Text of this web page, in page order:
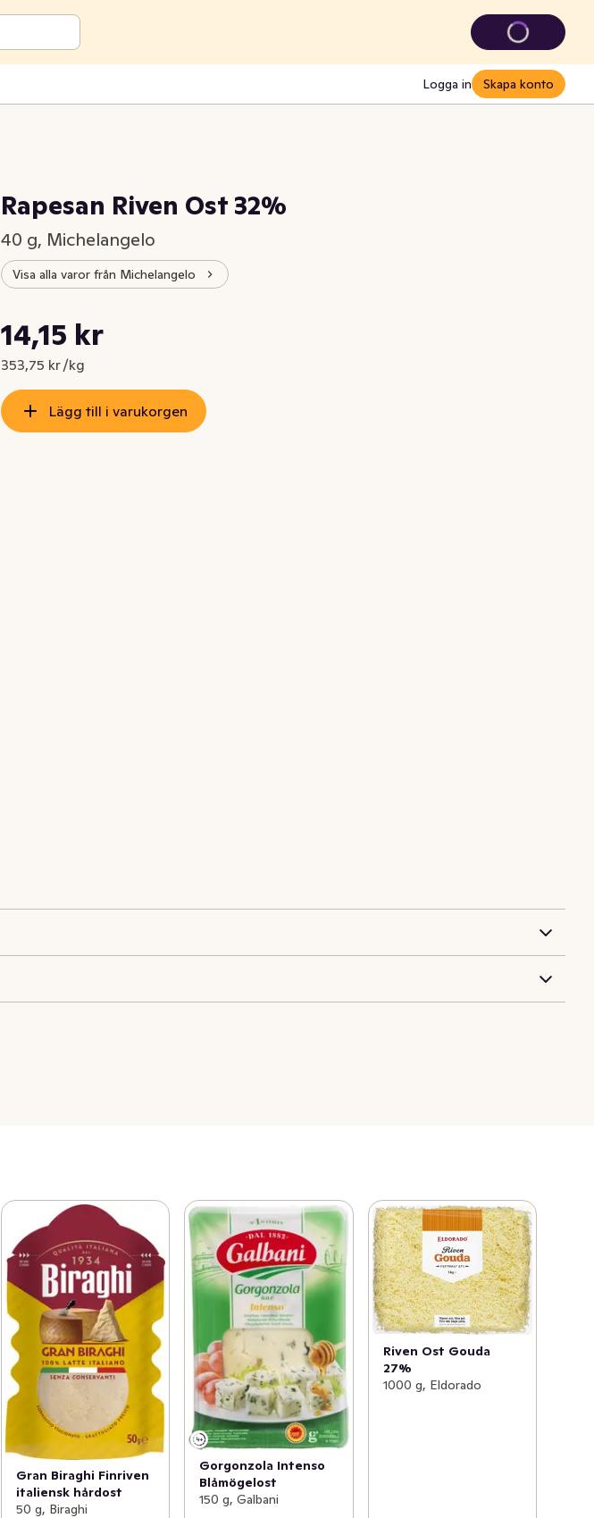
Logga in Skapa konto
Rapesan Riven Ost 32%
40 g, Michelangelo
Visa alla varor från Michelangelo
Nuvarande pris är: 14,15 kr
14,15 kr
353,75 kr /kg
Styckpris: 353,75 kr /kg
Lägg till i varukorgen
Gran Biraghi Finriven
italiensk hårdost
50 g, Biraghi
Gorgonzola Intenso
Blåmögelost
150 g, Galbani
Riven Ost Gouda
27%
1000 g, Eldorado